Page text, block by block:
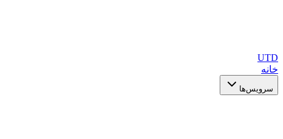
UTD
خانه
سرویس‌ها